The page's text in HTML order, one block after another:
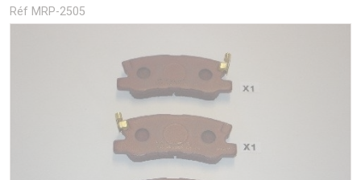
Réf MRP-2505